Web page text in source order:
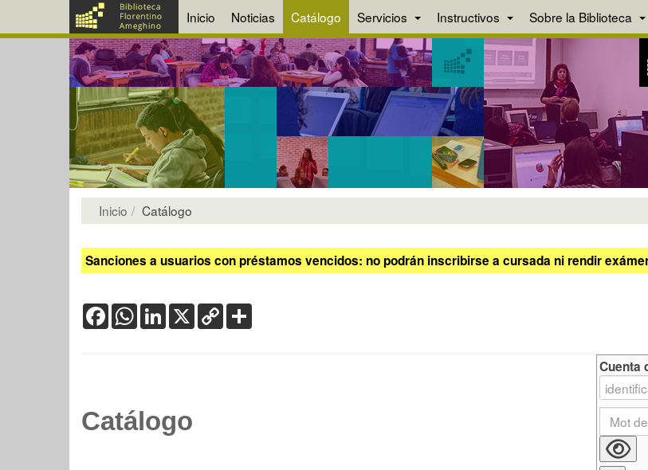
Inicio Noticias Catálogo Servicios Instructivos Sobre la Biblioteca
Inicio Catálogo
Sanciones a usuarios con préstamos vencidos: no podrán inscribirse a cursada ni rendir
FacebookWhatsApp
LinkedIn
X Copy
Link
Catálogo
Cuenta